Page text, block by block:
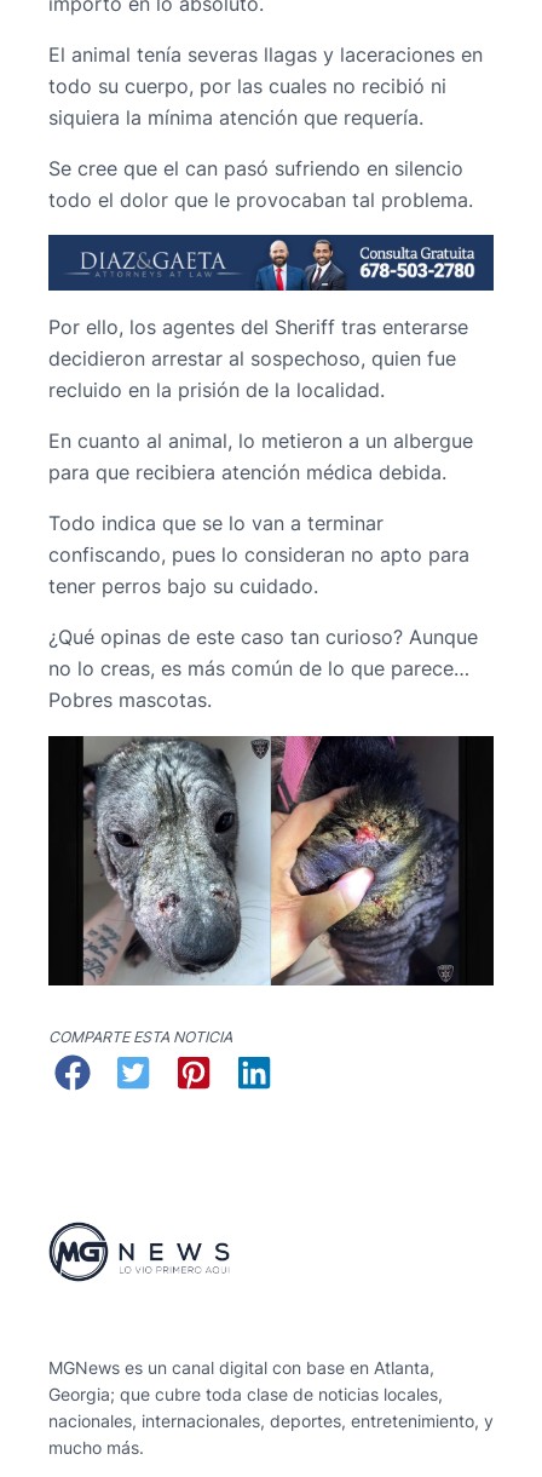
El animal tenía severas llagas y laceraciones en
todo su cuerpo, por las cuales no recibió ni
siquiera la mínima atención que requería.
Se cree que el can pasó sufriendo en silencio
todo el dolor que le provocaban tal problema.
Por ello, los agentes del Sheriff tras enterarse
decidieron arrestar al sospechoso, quien fue
recluido en la prisión de la localidad.
En cuanto al animal, lo metieron a un albergue
para que recibiera atención médica debida.
Todo indica que se lo van a terminar
confiscando, pues lo consideran no apto para
tener perros bajo su cuidado.
¿Qué opinas de este caso tan curioso? Aunque
no lo creas, es más común de lo que parece…
Pobres mascotas.
COMPARTE ESTA NOTICIA
MGNews es un canal digital con base en Atlanta,
Georgia; que cubre toda clase de noticias locales,
nacionales, internacionales, deportes, entretenimiento, y
mucho más.